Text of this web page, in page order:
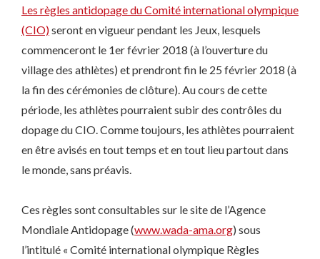
Les règles antidopage du Comité international olympique
(CIO)seront en vigueur pendant les Jeux, lesquels
commenceront le 1er février 2018 (à l’ouverture du
village des athlètes) et prendront fin le 25 février 2018 (à
la fin des cérémonies de clôture). Au cours de cette
période, les athlètes pourraient subir des contrôles du
dopage du CIO. Comme toujours, les athlètes pourraient
en être avisés en tout temps et en tout lieu partout dans
le monde, sans préavis.
Ces règles sont consultables sur le site de l’Agence
Mondiale Antidopage (www.wada-ama.org) sous
l’intitulé « Comité international olympique Règles